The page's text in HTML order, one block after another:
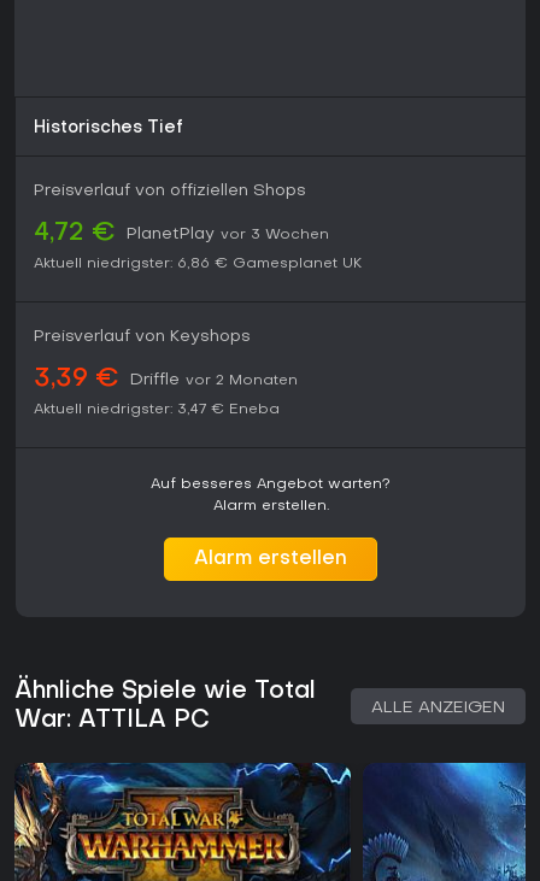
Historisches Tief
Preisverlauf von offiziellen Shops
4,72 € PlanetPlay vor 3 Wochen
Aktuell niedrigster: 6,86 € Gamesplanet UK
Preisverlauf von Keyshops
3,39 € Driffle vor 2 Monaten
Aktuell niedrigster: 3,47 € Eneba
Auf besseres Angebot warten?
Alarm erstellen.
Alarm erstellen
Ähnliche Spiele wie Total
War: ATTILA PC
ALLE ANZEIGEN